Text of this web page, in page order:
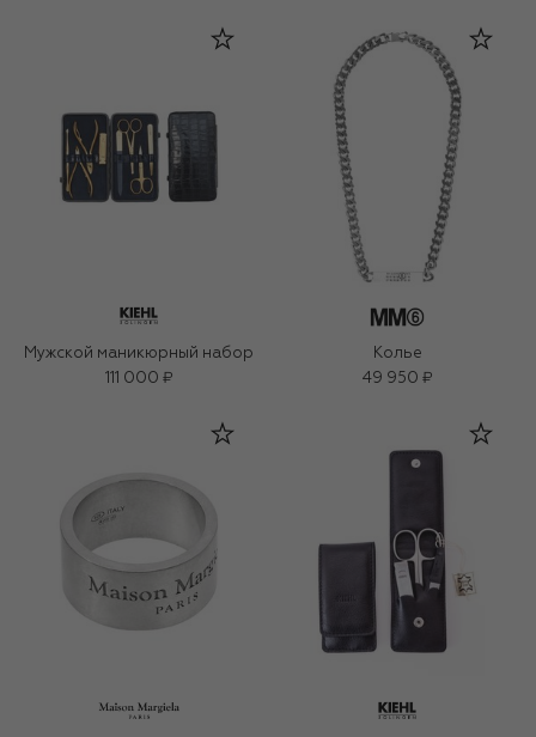
Мужской маникюрный набор
111 000 ₽
Колье
49 950 ₽